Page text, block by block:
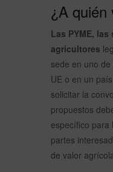
¿A quién
Las PYME,
agricultores
sede en uno
UE o en un
solicitar la
propuestos
específico para
partes
de valor